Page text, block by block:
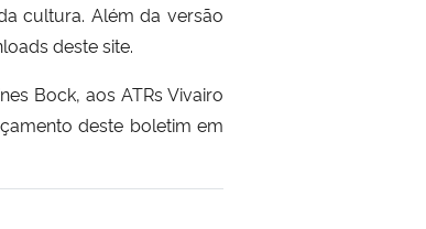
cultura. Além da versão
deste site.
Bock, aos ATRs Vivairo
deste boletim em